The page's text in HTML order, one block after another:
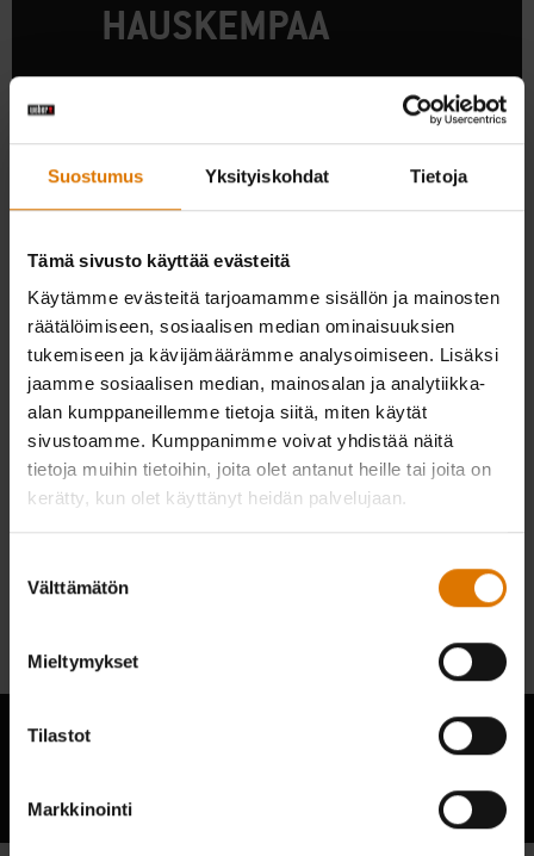
Suostumus Yksityiskohdat Tietoja
Tämä sivusto käyttää evästeitä
Käytämme evästeitä tarjoamamme sisällön ja mainosten
räätälöimiseen, sosiaalisen median ominaisuuksien
tukemiseen ja kävijämäärämme analysoimiseen. Lisäksi
jaamme sosiaalisen median, mainosalan ja analytiikka-
alan kumppaneillemme tietoja siitä, miten käytät
sivustoamme. Kumppanimme voivat yhdistää näitä
tietoja muihin tietoihin, joita olet antanut heille tai joita on
kerätty, kun olet käyttänyt heidän palvelujaan.
valinta
Välttämätön
Mieltymykset
Tilastot
Markkinointi
HAUSKEMPAA
säilyttämiseen tarkoitetun Weber Works -järjestelmän
kanssa. Osien (myydään erikseen) avulla voi kuljettaa
tarvikkeita, pitää ne lähellä, muuntaa sivutason
säilytyslaatikko
Weber Works -kantokori ja